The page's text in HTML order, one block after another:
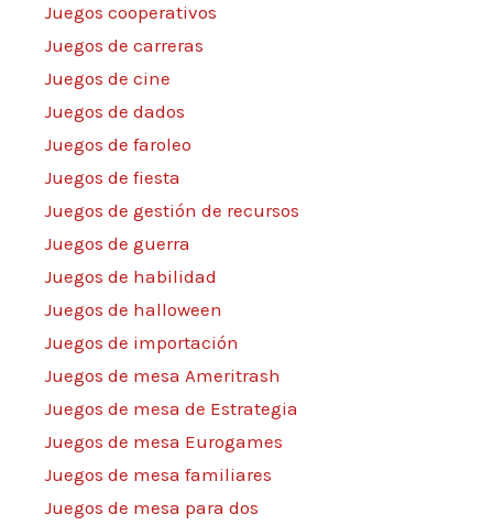
Juegos cooperativos
Juegos de carreras
Juegos de cine
Juegos de dados
Juegos de faroleo
Juegos de fiesta
Juegos de gestión de recursos
Juegos de guerra
Juegos de habilidad
Juegos de halloween
Juegos de importación
Juegos de mesa Ameritrash
Juegos de mesa de Estrategia
Juegos de mesa Eurogames
Juegos de mesa familiares
Juegos de mesa para dos